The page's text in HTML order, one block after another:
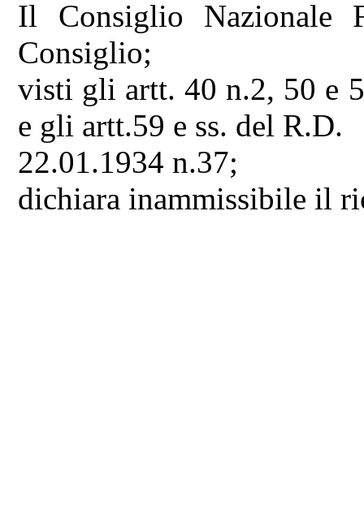
Il Consiglio Nazionale
Consiglio;
visti gli artt. 40 n.2, 50 e
e gli artt.59 e ss. del R.D.
22.01.1934 n.37;
dichiara inammissibile il